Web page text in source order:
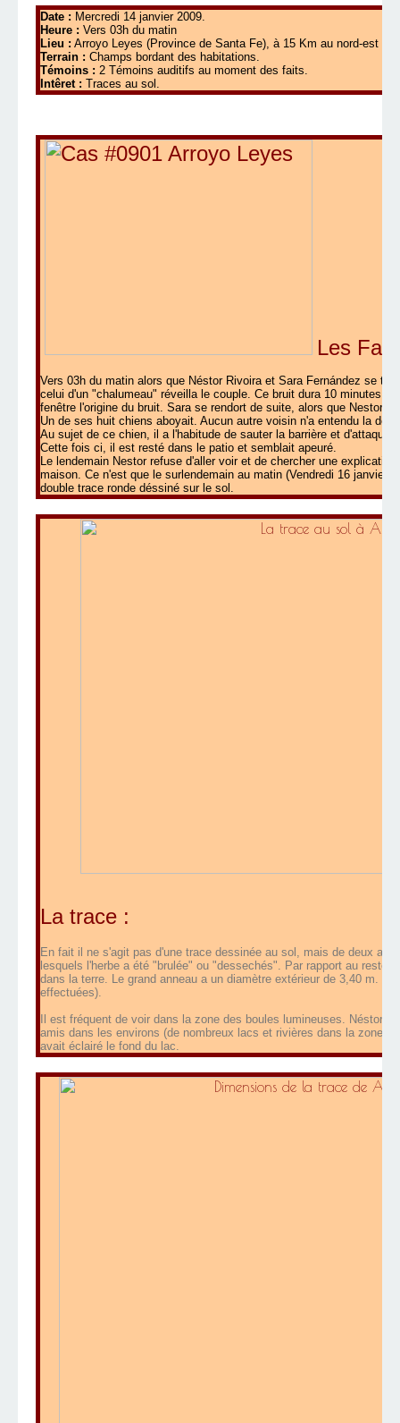
Date : Mercredi 14 janvier 2009.
Heure : Vers 03h du matin
Lieu : Arroyo Leyes (Province de Santa Fe), à 15 Km au nord-est
Terrain : Champs bordant des habitations.
Témoins : 2 Témoins auditifs au moment des faits.
Intêret : Traces au sol.
Les
Vers 03h du matin alors que Néstor Rivoira et Sara Fernández se
celui d'un "chalumeau" réveilla le couple. Ce bruit dura 10 minutes.
fenêtre l'origine du bruit. Sara se rendort de suite, alors que Nestor
Un de ses huit chiens aboyait. Aucun autre voisin n'a entendu la
Au sujet de ce chien, il a l'habitude de sauter la barrière et
Cette fois ci, il est resté dans le patio et semblait apeuré.
Le lendemain Nestor refuse d'aller voir et de chercher une
maison. Ce n'est que le surlendemain au matin (Vendredi 16 janvier)
double trace ronde déssiné sur le sol.
La trace :
En fait il ne s'agit pas d'une trace dessinée au sol, mais de deux
lesquels l'herbe a été "brulée" ou "dessechés". Par rapport au reste
dans la terre. Le grand anneau a un diamètre extérieur de 3,40 m.
effectuées).
Il est fréquent de voir dans la zone des boules lumineuses. Néstor
amis dans les environs (de nombreux lacs et rivières dans la zone)
avait éclairé le fond du lac.